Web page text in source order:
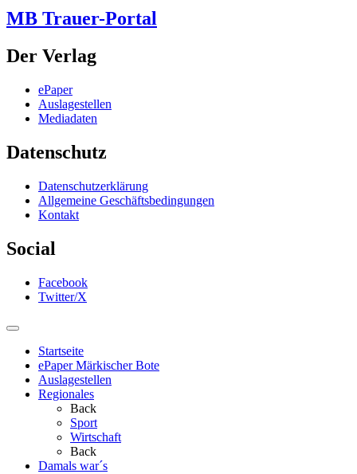
MB Trauer-Portal
Der Verlag
ePaper
Auslagestellen
Mediadaten
Datenschutz
Datenschutzerklärung
Allgemeine Geschäftsbedingungen
Kontakt
Social
Facebook
Twitter/X
Startseite
ePaper Märkischer Bote
Auslagestellen
Regionales
Back
Sport
Wirtschaft
Back
Damals war´s